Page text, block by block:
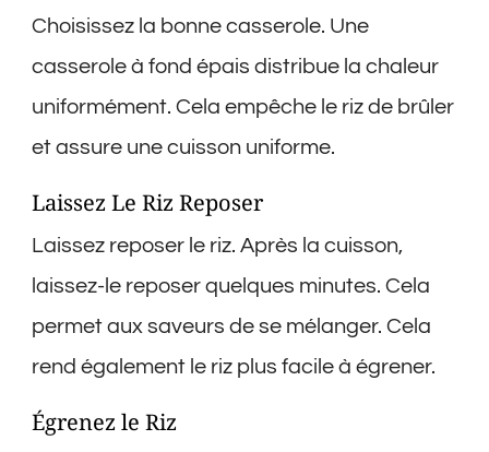
Choisissez la bonne casserole. Une
casserole à fond épais distribue la chaleur
uniformément. Cela empêche le riz de brûler
et assure une cuisson uniforme.
Laissez Le Riz Reposer
Laissez reposer le riz. Après la cuisson,
laissez-le reposer quelques minutes. Cela
permet aux saveurs de se mélanger. Cela
rend également le riz plus facile à égrener.
Égrenez le Riz